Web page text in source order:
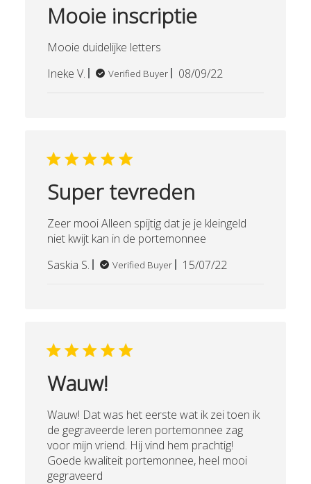
Mooie inscriptie
Mooie duidelijke letters
Ineke V.
Verified Buyer
Published
08/09/22
Super tevreden
Zeer mooi Alleen spijtig dat je je kleingeld
niet kwijt kan in de portemonnee
Saskia S.
Verified Buyer
Published
15/07/22
Wauw!
Wauw! Dat was het eerste wat ik zei toen ik
de gegraveerde leren portemonnee zag
voor mijn vriend. Hij vind hem prachtig!
Goede kwaliteit portemonnee, heel mooi
gegraveerd